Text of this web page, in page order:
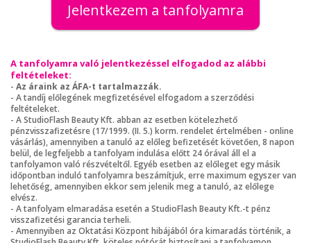
Jelentkezem a tanfolyamra
A tanfolyamra való jelentkezéssel elfogadod az alábbi
feltételeket:
- Az áraink az ÁFA-t tartalmazzák.
- A tandíj előlegének megfizetésével elfogadom a szerződési
feltételeket.
- A StudioFlash Beauty Kft. abban az esetben kötelezhető
pénzvisszafizetésre (17/1999. (II. 5.) korm. rendelet értelmében - online
vásárlás), amennyiben a tanuló az előleg befizetését követően, 8 napon
belül, de legfeljebb a tanfolyam indulása előtt 24 órával áll el a
tanfolyamon való részvételtől. Egyéb esetben az előleget egy másik
időpontban induló tanfolyamra beszámítjuk, erre maximum egyszer van
lehetőség, amennyiben ekkor sem jelenik meg a tanuló, az előlege
elvész.
- A tanfolyam elmaradása esetén a StudioFlash Beauty Kft.-t pénz
visszafizetési garancia terheli.
- Amennyiben az Oktatási Központ hibájából óra kimaradás történik, a